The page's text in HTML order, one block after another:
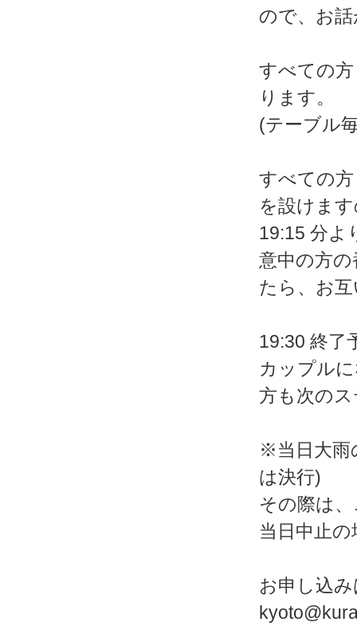
ので、お
すべての
ります。
(テーブル
すべての
を設けま
19:15 分よ
意中の方
たら、お
19:30 終了
カップル
方も次の
※当日大雨
は決行)
その際は
当日中止
お申し込